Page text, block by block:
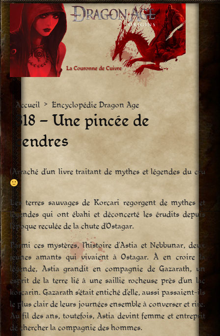
Aller
vers
le
contenu
Accueil > Encyclopédie Dragon Age
318 – Une pincée de
cendres
(Arraché d’un livre traitant de mythes et légendes du cru
Les terres sauvages de Korcari regorgent de mythes et
légendes qui ont ébahi et déconcerté les érudits depuis
l’époque reculée de la chute d’Ostagar.
Parmi ces mystères, l’histoire d’Astia et Nebbunar, deux
jeunes amants qui vivaient à Ostagar. À en croire la
légende, Astia grandit en compagnie de Gazarath, un
esprit de la terre lié à une saillie rocheuse près d’un lac
korcarin. Gazarath s’était entiché d’elle, aussi passaient-ils
le plus clair de leurs journées ensemble à converser et rire.
Au fil des ans, toutefois, Astia devint femme et entreprit
de chercher la compagnie des hommes.